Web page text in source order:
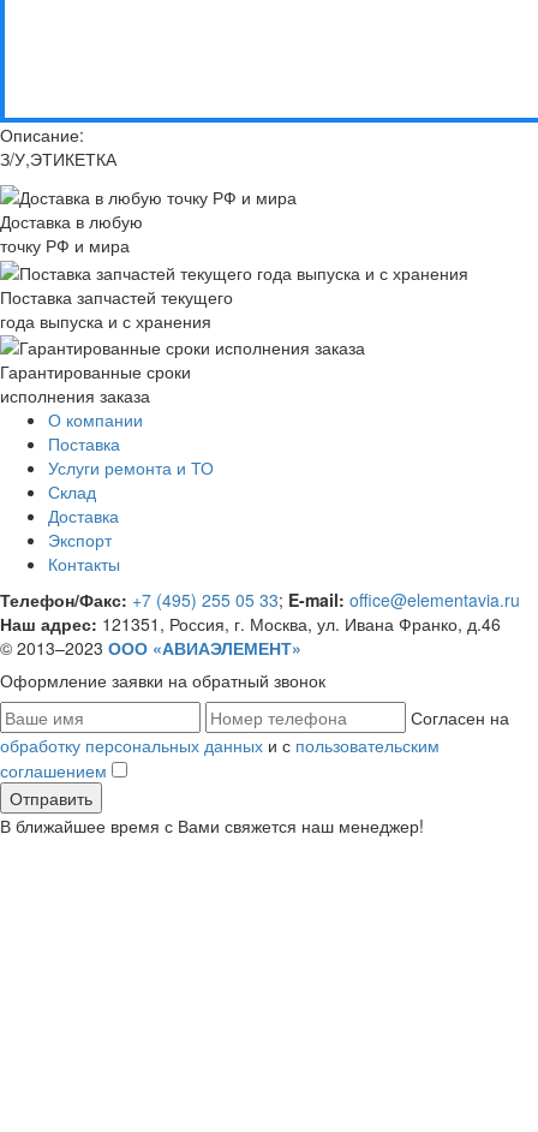
Описание:
З/У,ЭТИКЕТКА
Доставка в любую
точку РФ и мира
Поставка запчастей текущего
года выпуска и с хранения
Гарантированные сроки
исполнения заказа
О компании
Поставка
Услуги ремонта и ТО
Склад
Доставка
Экспорт
Контакты
Телефон/Факс: +7 (495) 255 05 33; E-mail: office@elementavia.ru
Наш адрес: 121351, Россия, г. Москва, ул. Ивана Франко, д.46
© 2013–2023 ООО «АВИАЭЛЕМЕНТ»
Оформление заявки на обратный звонок
Согласен на
обработку персональных данных и с пользовательским
соглашением
В ближайшее время с Вами свяжется наш менеджер!